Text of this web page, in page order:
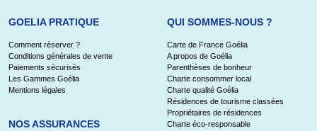
GOELIA PRATIQUE
Comment réserver ?
Conditions générales de vente
Paiements sécurisés
Les Gammes Goélia
Mentions légales
NOS ASSURANCES
QUI SOMMES-NOUS ?
Carte de France Goélia
A propos de Goélia
Parenthèses de bonheur
Charte consommer local
Charte qualité Goélia
Résidences de tourisme classées
Propriétaires de résidences
Charte éco-responsable